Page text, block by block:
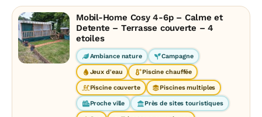
Mobil-Home Cosy 4-6p – Calme et
Detente – Terrasse couverte – 4
etoiles
Ambiance nature Campagne
Jeux d'eau Piscine chauffée
Piscine couverte Piscines multiples
Proche ville Près de sites touristiques